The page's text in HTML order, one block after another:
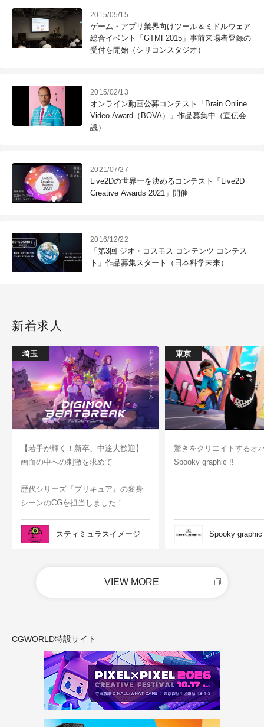
2015/05/15
ゲーム・アプリ業界向けツール＆ミドルウェア
総合イベント「GTMF2015」事前来場者登録の
受付を開始（シリコンスタジオ）
2015/02/13
オンライン動画公募コンテスト「Brain Online
Video Award（BOVA）」作品募集中（宣伝会
議）
2021/07/27
Live2Dの世界一を決めるコンテスト「Live2D
Creative Awards 2021」開催
2016/12/22
「第3回 ジオ・コスモス コンテンツ コンテス
ト」作品募集スタート（日本科学未来）
新着求人
埼玉
【若手が輝く！新卒、中途大歓迎】
画面の中への刺激を求めて
歴代シリーズ『プリキュア』の変身
シーンのCGを担当しました！
スティミュラスイメージ
東京
驚きをクリエイトするオ
Spooky graphic !!
Spooky graphic
VIEW MORE
CGWORLD特設サイト